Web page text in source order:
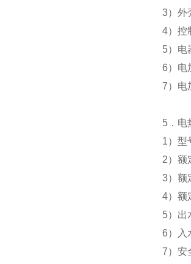
3）外
4）控
5）电
6）电
7）电
5 ．
1）型
2）额
3）额
4）额
5）出
6）入
7）安